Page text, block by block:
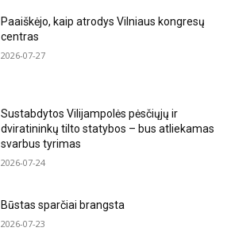
Paaiškėjo, kaip atrodys Vilniaus kongresų
centras
2026-07-27
Sustabdytos Vilijampolės pėsčiųjų ir
dviratininkų tilto statybos – bus atliekamas
svarbus tyrimas
2026-07-24
Būstas sparčiai brangsta
2026-07-23